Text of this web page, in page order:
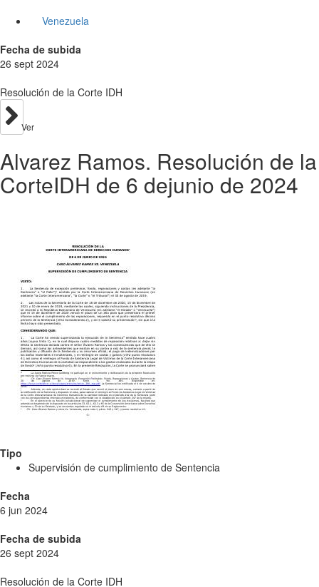
Venezuela
Fecha de subida
26 sept 2024
Resolución de la Corte IDH
Ver
Alvarez Ramos. Resolución de la
CorteIDH de 6 dejunio de 2024
Tipo
Supervisión de cumplimiento de Sentencia
Fecha
6 jun 2024
Fecha de subida
26 sept 2024
Resolución de la Corte IDH